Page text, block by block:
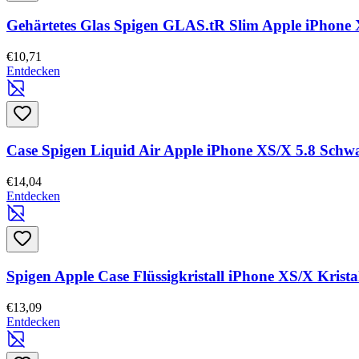
Gehärtetes Glas Spigen GLAS.tR Slim Apple iPhone
€10,71
Entdecken
Case Spigen Liquid Air Apple iPhone XS/X 5.8
€14,04
Entdecken
Spigen Apple Case Flüssigkristall iPhone XS/X
€13,09
Entdecken